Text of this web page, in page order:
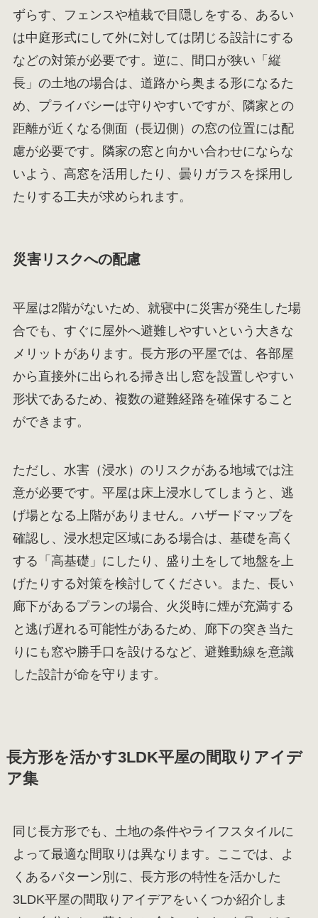
ずらす、フェンスや植栽で目隠しをする、あるい
は中庭形式にして外に対しては閉じる設計にする
などの対策が必要です。逆に、間口が狭い「縦
長」の土地の場合は、道路から奥まる形になるた
め、プライバシーは守りやすいですが、隣家との
距離が近くなる側面（長辺側）の窓の位置には配
慮が必要です。隣家の窓と向かい合わせにならな
いよう、高窓を活用したり、曇りガラスを採用し
たりする工夫が求められます。
災害リスクへの配慮
平屋は2階がないため、就寝中に災害が発生した場
合でも、すぐに屋外へ避難しやすいという大きな
メリットがあります。長方形の平屋では、各部屋
から直接外に出られる掃き出し窓を設置しやすい
形状であるため、複数の避難経路を確保すること
ができます。
ただし、水害（浸水）のリスクがある地域では注
意が必要です。平屋は床上浸水してしまうと、逃
げ場となる上階がありません。ハザードマップを
確認し、浸水想定区域にある場合は、基礎を高く
する「高基礎」にしたり、盛り土をして地盤を上
げたりする対策を検討してください。また、長い
廊下があるプランの場合、火災時に煙が充満する
と逃げ遅れる可能性があるため、廊下の突き当た
りにも窓や勝手口を設けるなど、避難動線を意識
した設計が命を守ります。
長方形を活かす3LDK平屋の間取りアイデ
ア集
同じ長方形でも、土地の条件やライフスタイルに
よって最適な間取りは異なります。ここでは、よ
くあるパターン別に、長方形の特性を活かした
3LDK平屋の間取りアイデアをいくつか紹介しま